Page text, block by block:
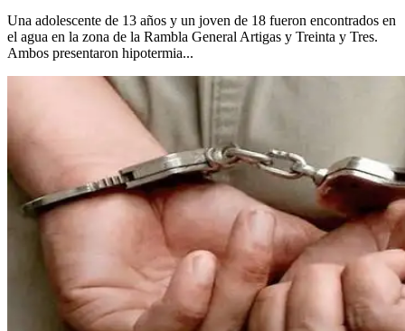
Una adolescente de 13 años y un joven de 18 fueron encontrados en
el agua en la zona de la Rambla General Artigas y Treinta y Tres.
Ambos presentaron hipotermia...